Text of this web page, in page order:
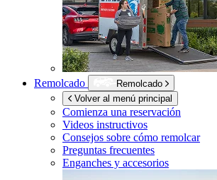
Remolcado
Remolcado
Volver al menú principal
Comienza una reservación
Videos instructivos
Consejos sobre cómo remolcar
Preguntas frecuentes
Enganches y accesorios